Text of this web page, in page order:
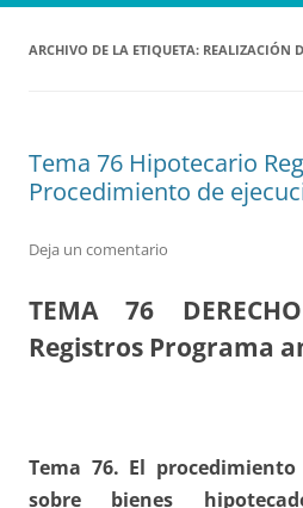
ARCHIVO DE LA ETIQUETA: REALIZACIÓN
Tema 76 Hipotecario
Procedimiento de
Deja un comentario
TEMA 76
Registros Programa
Tema 76. El
sobre bienes